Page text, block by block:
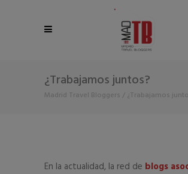
¿Trabajamos juntos?
Madrid Travel Bloggers / ¿Trabajamos
En la actualidad, la red de blogs